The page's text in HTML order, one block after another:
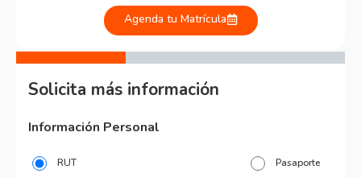
Agenda tu Matrícula